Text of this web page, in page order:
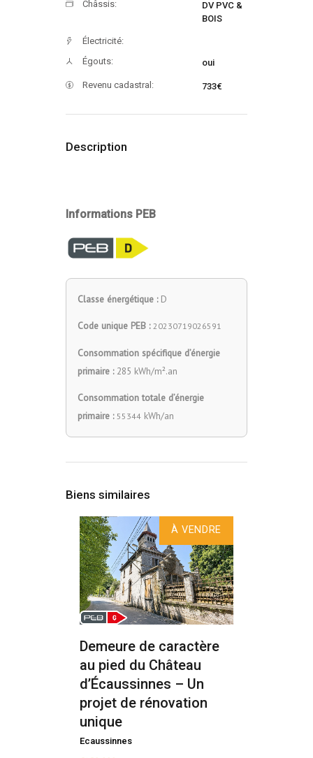
Châssis:
DV PVC &
BOIS
Électricité:
Égouts:
oui
Revenu cadastral: 733€
Description
Informations PEB
Classe énergétique :D
Code unique PEB : 20230719026591
Consommation spécifique d’énergie
primaire :285 kWh/m².an
Consommation totale d’énergie
primaire : 55344 kWh/an
Biens similaires
À VENDRE
Demeure de caractère
au pied du Château
d’Écaussinnes – Un
projet de rénovation
unique
Ecaussinnes